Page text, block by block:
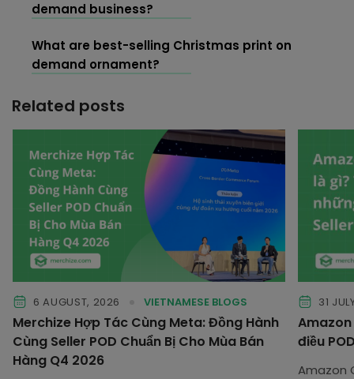
demand business?
What are best-selling Christmas print on
demand ornament?
Related posts
6 AUGUST, 2026 VIETNAMESE BLOGS
Merchize Hợp Tác Cùng Meta: Đồng Hành
Cùng Seller POD Chuẩn Bị Cho Mùa Bán
Hàng Q4 2026
31
điều
Amazon